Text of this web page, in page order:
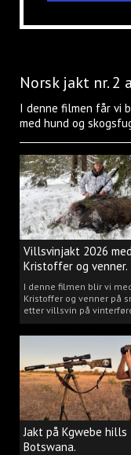
Norsk jakt nr. 2
I denne filmen får vi
med hund og
Villsvinjakt 2026
Kristoffer og venner.
I denne filmen blir vi
Kristoffer og venner på
etter villsvin på
Jakt på Kgwebe hills
Botswana.